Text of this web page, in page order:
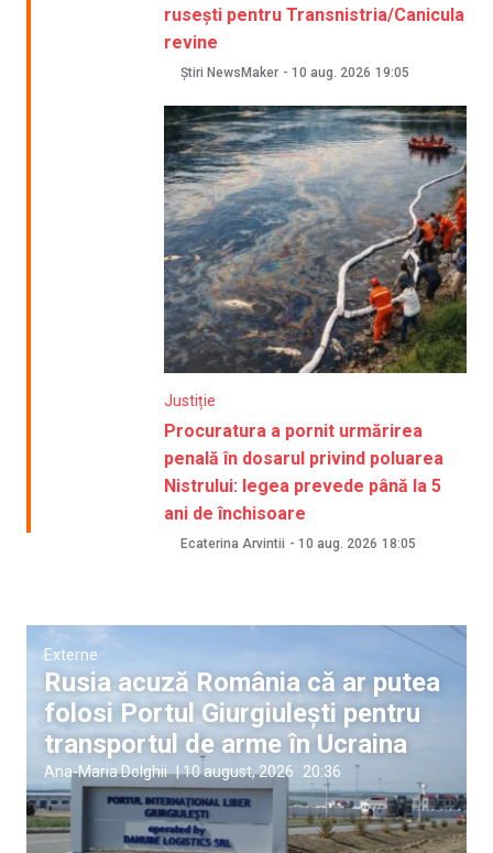
rusești pentru Transnistria/Canicula
revine
Știri NewsMaker - 10 aug. 2026 19:05
Justiție
Procuratura a pornit urmărirea
penală în dosarul privind poluarea
Nistrului: legea prevede până la 5
ani de închisoare
Ecaterina Arvintii - 10 aug. 2026 18:05
Externe
Rusia acuză România că ar putea
folosi Portul Giurgiulești pentru
transportul de arme în Ucraina
Ana-Maria Dolghii |10 august, 2026 20:36